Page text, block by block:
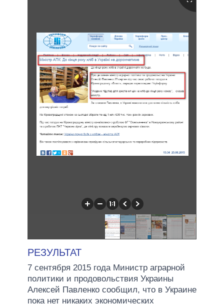
РЕЗУЛЬТАТ
7 сентября 2015 года Министр аграрной
политики и продовольствия Украины
Алексей Павленко сообщил, что в Украине
пока нет никаких экономических